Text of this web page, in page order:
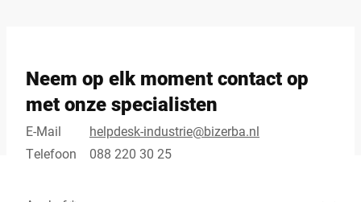
Neem op elk moment contact op
met onze specialisten
E-Mail
helpdesk-industrie@bizerba.nl
Telefoon
088 220 30 25